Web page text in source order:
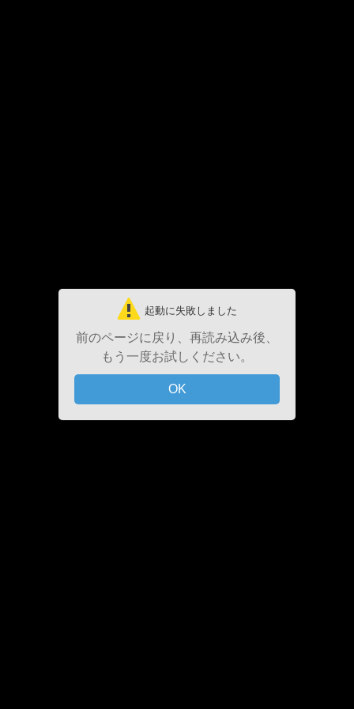
起動に失敗しました
前のページに戻り、再読み込み後、
もう一度お試しください。
OK